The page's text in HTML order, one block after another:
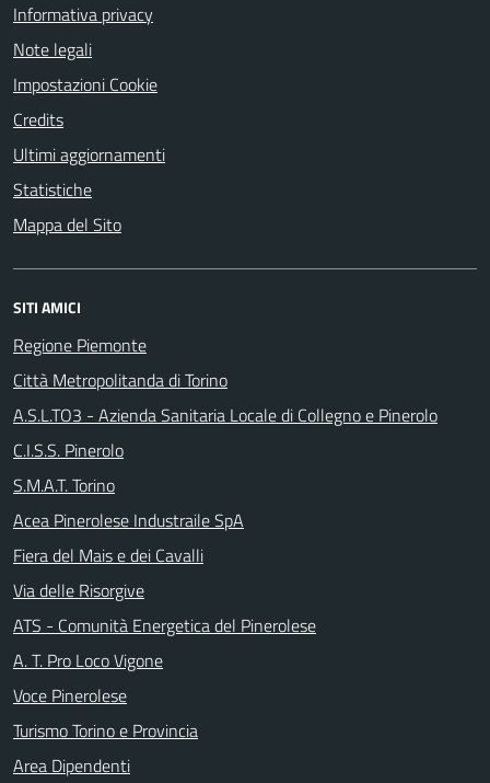
Informativa privacy
Note legali
Impostazioni Cookie
Credits
Ultimi aggiornamenti
Statistiche
Mappa del Sito
SITI AMICI
Regione Piemonte
Città Metropolitanda di Torino
A.S.L.TO3 - Azienda Sanitaria Locale di Collegno e Pinerolo
C.I.S.S. Pinerolo
S.M.A.T. Torino
Acea Pinerolese Industraile SpA
Fiera del Mais e dei Cavalli
Via delle Risorgive
ATS - Comunità Energetica del Pinerolese
A. T. Pro Loco Vigone
Voce Pinerolese
Turismo Torino e Provincia
Area Dipendenti